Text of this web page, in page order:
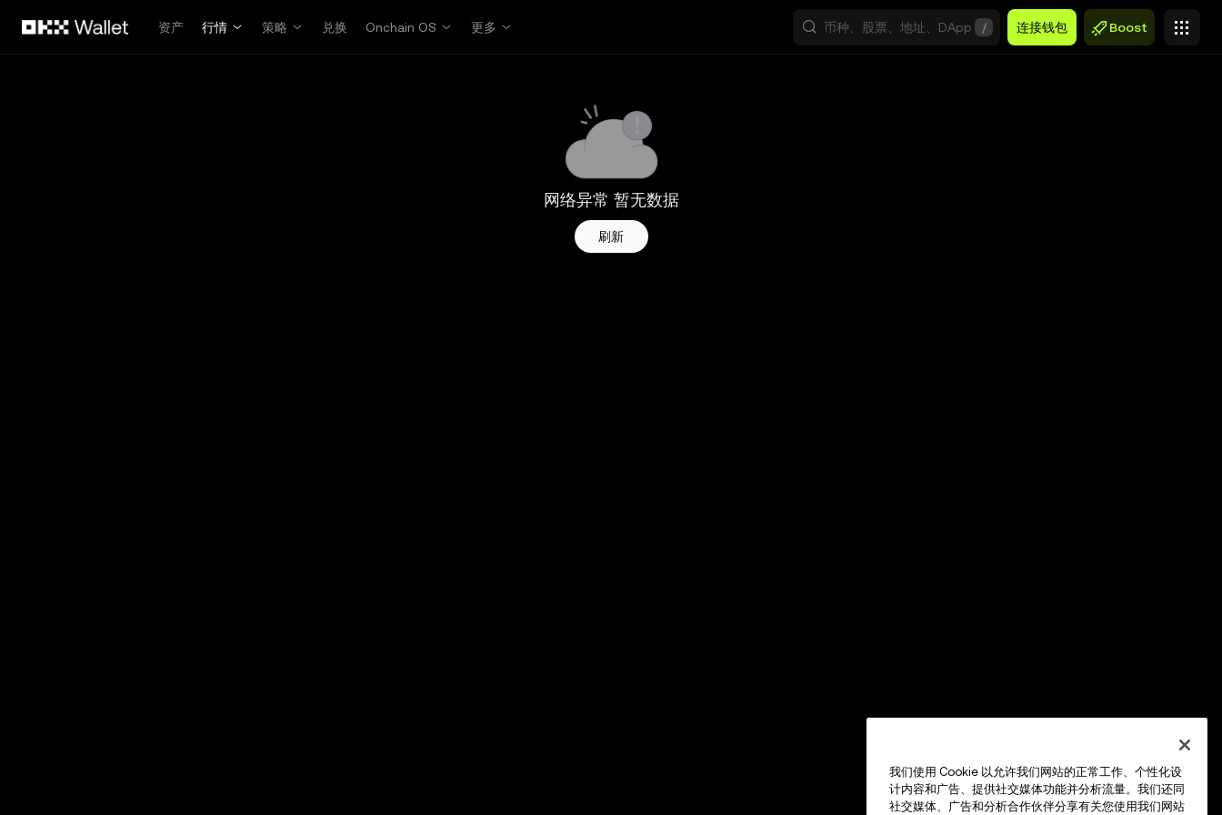
资产
行情 策略 兑换 Onchain OS 更多 / 连接钱包 Boost
网络异常 暂无数据
刷新
我们使用 Cookie 以允许我们网站的正常工作、个性化设
计内容和广告、提供社交媒体功能并分析流量。我们还同
社交媒体、广告和分析合作伙伴分享有关您使用我们网站